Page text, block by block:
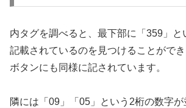
内タグを調べると、最下部に「359」と
記載されているのを見つけることがで
ボタンにも同様に記されています。
隣には「09」「05」という2桁の数字